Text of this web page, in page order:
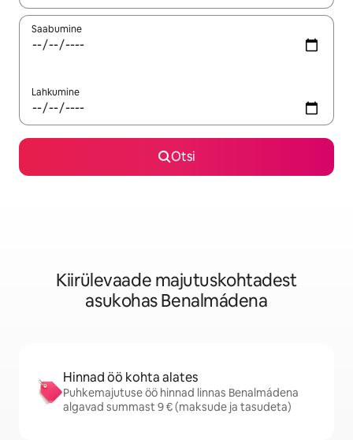
Saabumine
Lahkumine
Otsi
Kiirülevaade majutuskohtadest
asukohas Benalmádena
Hinnad öö kohta alates
Puhkemajutuse öö hinnad linnas Benalmádena
algavad summast 9 € (maksude ja tasudeta)